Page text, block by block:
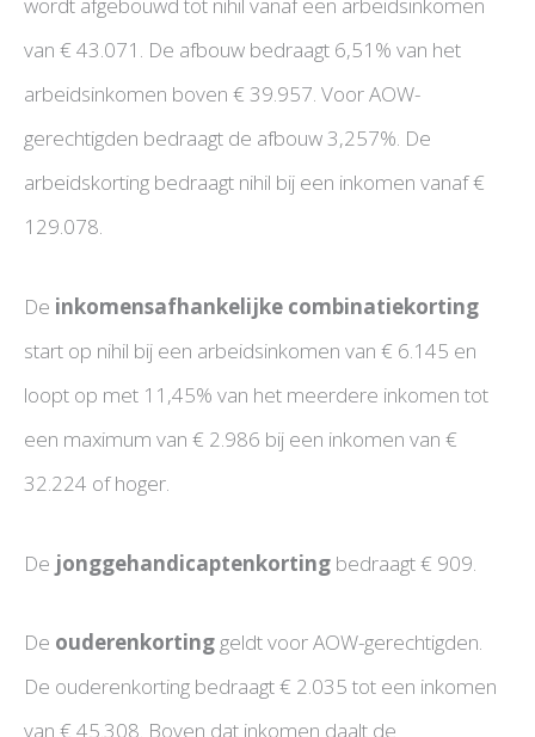
van € 43.071. De afbouw bedraagt 6,51% van het
arbeidsinkomen boven € 39.957. Voor AOW-
gerechtigden bedraagt de afbouw 3,257%. De
arbeidskorting bedraagt nihil bij een inkomen vanaf €
129.078.
De inkomensafhankelijke combinatiekorting
start op nihil bij een arbeidsinkomen van € 6.145 en
loopt op met 11,45% van het meerdere inkomen tot
een maximum van € 2.986 bij een inkomen van €
32.224 of hoger.
De jonggehandicaptenkorting bedraagt € 909.
De ouderenkorting geldt voor AOW-gerechtigden.
De ouderenkorting bedraagt € 2.035 tot een inkomen
van € 45.308. Boven dat inkomen daalt de